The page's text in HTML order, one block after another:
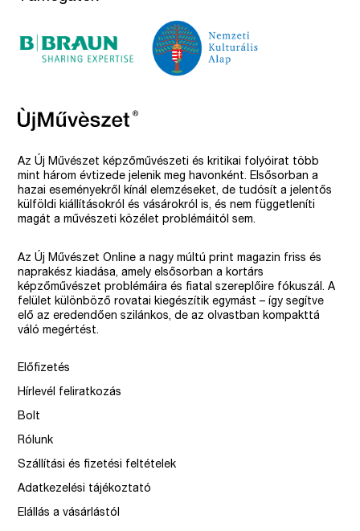
Az Új Művészet képzőművészeti és kritikai folyóirat több
mint három évtizede jelenik meg havonként. Elsősorban a
hazai eseményekről kínál elemzéseket, de tudósít a jelentős
külföldi kiállításokról és vásárokról is, és nem függetleníti
magát a művészeti közélet problémáitól sem.
Az Új Művészet Online a nagy múltú print magazin friss és
naprakész kiadása, amely elsősorban a kortárs
képzőművészet problémáira és fiatal szereplőire fókuszál. A
felület különböző rovatai kiegészítik egymást – így segítve
elő az eredendően szilánkos, de az olvastban kompakttá
váló megértést.
Előfizetés
Hírlevél feliratkozás
Bolt
Rólunk
Szállítási és fizetési feltételek
Adatkezelési tájékoztató
Elállás a vásárlástól